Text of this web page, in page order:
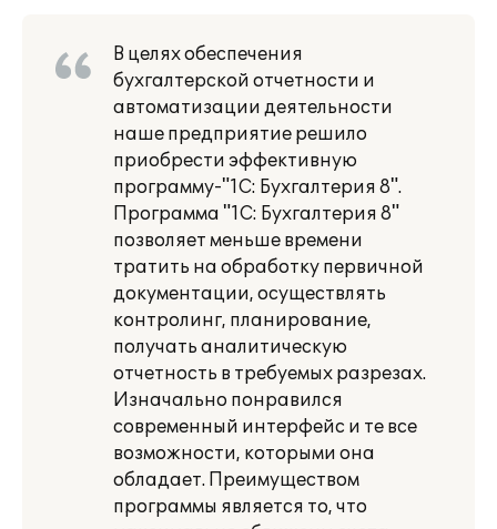
В целях обеспечения
бухгалтерской отчетности и
автоматизации деятельности
наше предприятие решило
приобрести эффективную
программу-"1С: Бухгалтерия 8".
Программа "1С: Бухгалтерия 8"
позволяет меньше времени
тратить на обработку первичной
документации, осуществлять
контролинг, планирование,
получать аналитическую
отчетность в требуемых разрезах.
Изначально понравился
современный интерфейс и те все
возможности, которыми она
обладает. Преимуществом
программы является то, что